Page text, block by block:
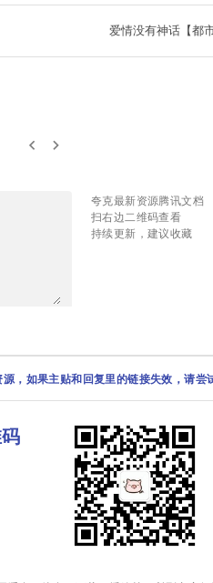
爱情没有神话【都
keyboard_arrow_left keyboard_arrow_right
夸克最新资源腾讯文档
扫右边二维码查看
持续更新，建议收藏
，如果主贴和回复里的链接失效，请尝